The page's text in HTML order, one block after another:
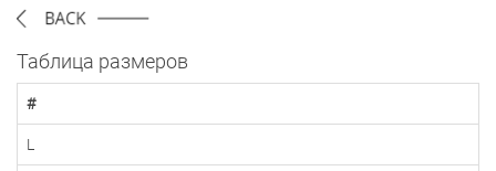
Таблица размеров
#
L